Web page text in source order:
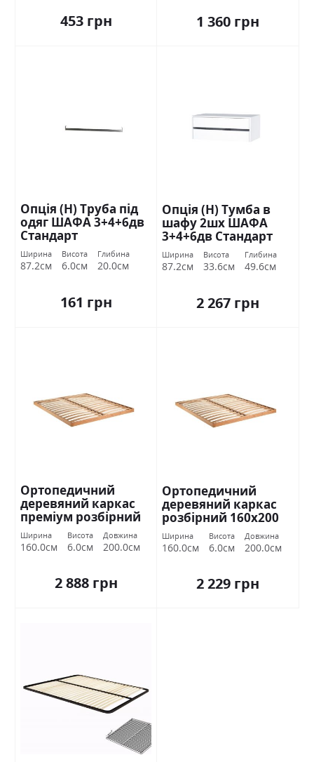
453 грн 1 360 грн
Опція (Н) Труба під
одяг ШАФА 3+4+6дв
Стандарт
Ширина
87.2см
Висота
6.0см
Глибина
20.0см
161 грн
Опція (Н) Тумба в
шафу 2шх ШАФА
3+4+6дв Стандарт
Ширина
87.2см
Висота
33.6см
Глибина
49.6см
2 267 грн
Ортопедичний
деревяний каркас
преміум розбірний
160х200 Міромарк
Ширина
160.0см
Висота
6.0см
Довжина
200.0см
2 888 грн
Ортопедичний
деревяний каркас
розбірний 160х200
Міромарк
Ширина
160.0см
Висота
6.0см
Довжина
200.0см
2 229 грн